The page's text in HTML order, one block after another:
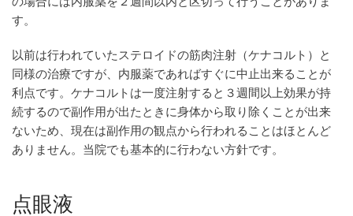
す。
以前は行われていたステロイドの筋肉注射（ケナコルト）と
同様の治療ですが、内服薬であればすぐに中止出来ることが
利点です。ケナコルトは一度注射すると３週間以上効果が持
続するので副作用が出たときに身体から取り除くことが出来
ないため、現在は副作用の観点から行われることはほとんど
ありません。当院でも基本的に行わない方針です。
点眼液